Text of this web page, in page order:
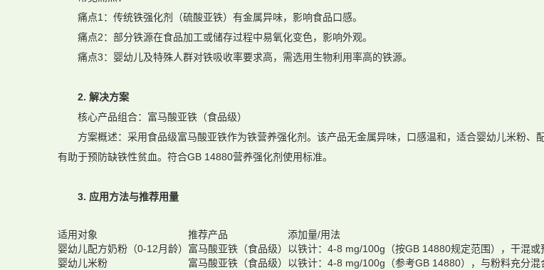
痛点1：传统铁强化剂（硫酸亚铁）有金属异味，影响食品口感。
痛点2：部分铁源在食品加工或储存过程中易氧化变色，影响外观。
痛点3：婴幼儿及特殊人群对铁吸收率要求高，需选用生物利用率高的铁源。
2. 解决方案
核心产品组合：富马酸亚铁（食品级）
方案概述：采用食品级富马酸亚铁作为铁营养强化剂。该产品无金属异味，口感温和，适合婴幼儿米粉、
有助于预防缺铁性贫血。符合GB 14880营养强化剂使用标准。
3. 应用方法与推荐用量
适用对象 推荐产品 添加量/用法
婴幼儿配方奶粉（0-12月龄） 富马酸亚铁（食品级） 以铁计：4-8 mg/100g（按GB 14880规定范围），干混或
婴幼儿米粉
富马酸亚铁（食品级） 以铁计：4-8 mg/100g（参考GB 14880），与粉料充分混